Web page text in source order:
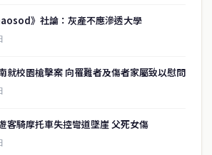
》社論：灰產不應滲透大學
就校園槍擊案 向罹難者及傷者家屬致以慰問
客騎摩托車失控彎道墜崖 父死女傷